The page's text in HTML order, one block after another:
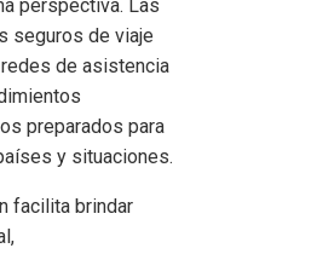
perspectiva. Las
seguros de viaje
de asistencia
preparados para
y situaciones.
facilita brindar